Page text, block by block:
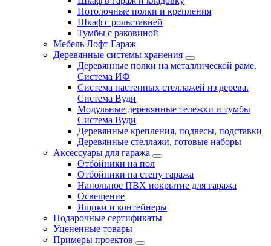
Потолочные полки и крепления
Шкаф с рольставней
Тумбы с раковиной
Мебель Лофт Гараж
Деревянные системы хранения
Деревянные полки на металлической раме.
Система ИФ
Система настенных стеллажей из дерева.
Система Вуди
Модульные деревянные тележки и тумбы
Система Вуди
Деревянные крепления, подвесы, подставки
Деревянные стеллажи, готовые наборы
Аксессуары для гаража
Отбойники на пол
Отбойники на стену гаража
Напольное ПВХ покрытие для гаража
Освещение
Ящики и контейнеры
Подарочные сертификаты
Уцененные товары
Примеры проектов